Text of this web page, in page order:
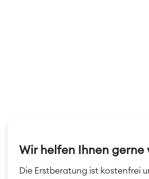
Enterprise Wiki
Social Intranet
SERVICES
Wir helfen Ihnen gerne
Die Erstberatung ist kostenfrei